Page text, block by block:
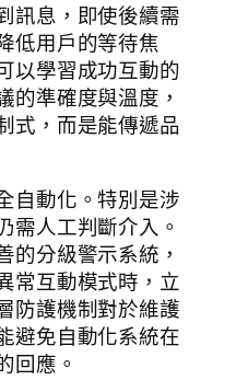
訊息，即使後續需
低用戶的等待焦
以學習成功互動的
的準確度與溫度，
式，而是能傳遞品
自動化。特別是涉
需人工判斷介入。
的分級警示系統，
常互動模式時，立
防護機制對於維護
避免自動化系統在
回應。